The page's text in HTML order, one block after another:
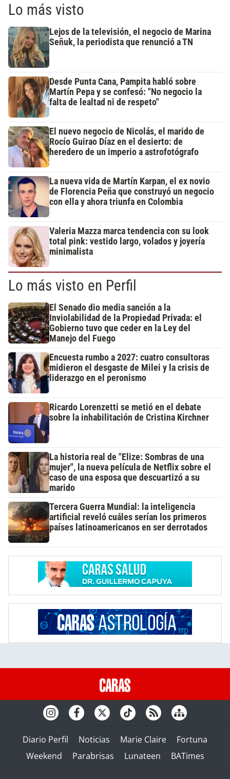
Lo más visto
Lejos de la televisión, el negocio de Marina
Señuk, la periodista que renunció a TN
Desde Punta Cana, Pampita habló sobre
Martín Pepa y se confesó: "No negocio la
falta de lealtad ni de respeto"
El nuevo negocio de Nicolás, el marido de
Rocío Guirao Díaz en el desierto: de
heredero de un imperio a astrofotógrafo
La nueva vida de Martín Karpan, el ex novio
de Florencia Peña que construyó un negocio
con ella y ahora triunfa en Colombia
Valeria Mazza marca tendencia con su look
total pink: vestido largo, volados y joyería
minimalista
Lo más visto en Perfil
El Senado dio media sanción a la
Inviolabilidad de la Propiedad Privada: el
Gobierno tuvo que ceder en la Ley del
Manejo del Fuego
Encuesta rumbo a 2027: cuatro consultoras
midieron el desgaste de Milei y la crisis de
liderazgo en el peronismo
Ricardo Lorenzetti se metió en el debate
sobre la inhabilitación de Cristina Kirchner
La historia real de "Elize: Sombras de una
mujer", la nueva película de Netflix sobre el
caso de una esposa que descuartizó a su
marido
Tercera Guerra Mundial: la inteligencia
artificial reveló cuáles serían los primeros
países latinoamericanos en ser derrotados
Diario Perfil Noticias Marie Claire
Fortuna
Weekend
Parabrisas Lunateen BATimes